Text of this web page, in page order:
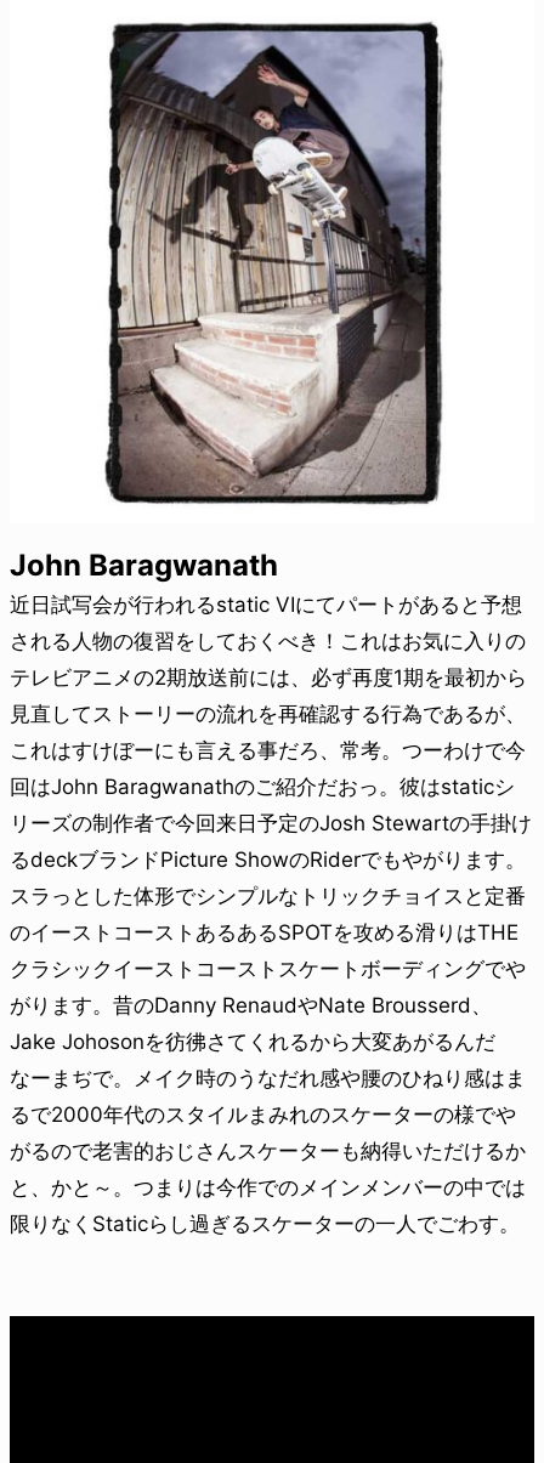
John Baragwanath
近日試写会が行われるstatic VIにてパートがあると予想
される人物の復習をしておくべき！これはお気に入りの
テレビアニメの2期放送前には、必ず再度1期を最初から
見直してストーリーの流れを再確認する行為であるが、
これはすけぼーにも言える事だろ、常考。つーわけで今
回はJohn Baragwanathのご紹介だおっ。彼はstaticシ
リーズの制作者で今回来日予定のJosh Stewartの手掛け
るdeckブランドPicture ShowのRiderでもやがります。
スラっとした体形でシンプルなトリックチョイスと定番
のイーストコーストあるあるSPOTを攻める滑りはTHE
クラシックイーストコーストスケートボーディングでや
がります。昔のDanny RenaudやNate Brousserd、
Jake Johosonを彷彿さてくれるから大変あがるんだ
なーまぢで。メイク時のうなだれ感や腰のひねり感はま
るで2000年代のスタイルまみれのスケーターの様でや
がるので老害的おじさんスケーターも納得いただけるか
と、かと～。つまりは今作でのメインメンバーの中では
限りなくStaticらし過ぎるスケーターの一人でごわす。